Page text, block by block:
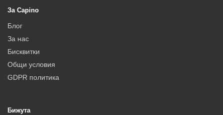
За Capino
Блог
За нас
Бисквитки
Общи условия
GDPR политика
Бижута